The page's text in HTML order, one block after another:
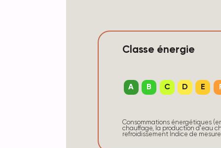
Classe énergie
A B C D E
Consommations énergétiques
chauffage, la production d'eau
refroidissement Indice de